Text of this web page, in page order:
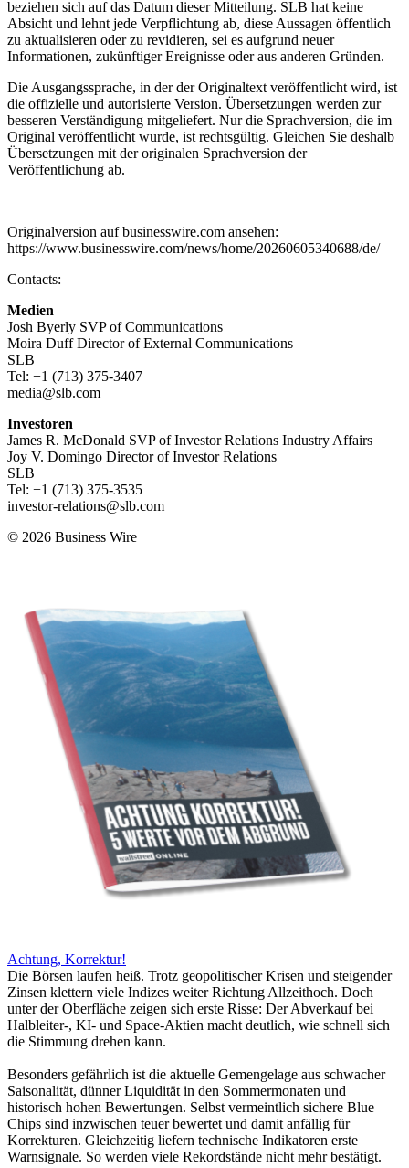
beziehen sich auf das Datum dieser Mitteilung. SLB hat keine
Absicht und lehnt jede Verpflichtung ab, diese Aussagen öffentlich
zu aktualisieren oder zu revidieren, sei es aufgrund neuer
Informationen, zukünftiger Ereignisse oder aus anderen Gründen.
Die Ausgangssprache, in der der Originaltext veröffentlicht wird, ist
die offizielle und autorisierte Version. Übersetzungen werden zur
besseren Verständigung mitgeliefert. Nur die Sprachversion, die im
Original veröffentlicht wurde, ist rechtsgültig. Gleichen Sie deshalb
Übersetzungen mit der originalen Sprachversion der
Veröffentlichung ab.
Originalversion auf businesswire.com ansehen:
https://www.businesswire.com/news/home/20260605340688/de/
Contacts:
Medien
Josh Byerly SVP of Communications
Moira Duff Director of External Communications
SLB
Tel: +1 (713) 375-3407
media@slb.com
Investoren
James R. McDonald SVP of Investor Relations Industry Affairs
Joy V. Domingo Director of Investor Relations
SLB
Tel: +1 (713) 375-3535
investor-relations@slb.com
© 2026 Business Wire
Achtung, Korrektur!
Die Börsen laufen heiß. Trotz geopolitischer Krisen und steigender
Zinsen klettern viele Indizes weiter Richtung Allzeithoch. Doch
unter der Oberfläche zeigen sich erste Risse: Der Abverkauf bei
Halbleiter-, KI- und Space-Aktien macht deutlich, wie schnell sich
die Stimmung drehen kann.
Besonders gefährlich ist die aktuelle Gemengelage aus schwacher
Saisonalität, dünner Liquidität in den Sommermonaten und
historisch hohen Bewertungen. Selbst vermeintlich sichere Blue
Chips sind inzwischen teuer bewertet und damit anfällig für
Korrekturen. Gleichzeitig liefern technische Indikatoren erste
Warnsignale. So werden viele Rekordstände nicht mehr bestätigt.